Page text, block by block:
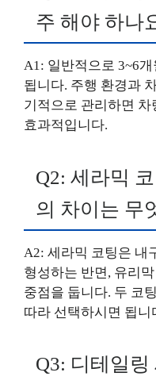
주 해야 하나
A1: 일반적으로 3~6
됩니다. 주행 환경과
기적으로 관리하면
효과적입니다.
Q2: 세라믹
의 차이는 무
A2: 세라믹 코팅은 내
형성하는 반면, 유리
중점을 둡니다. 두 코
따라 선택하시면 됩니
Q3: 디테일링